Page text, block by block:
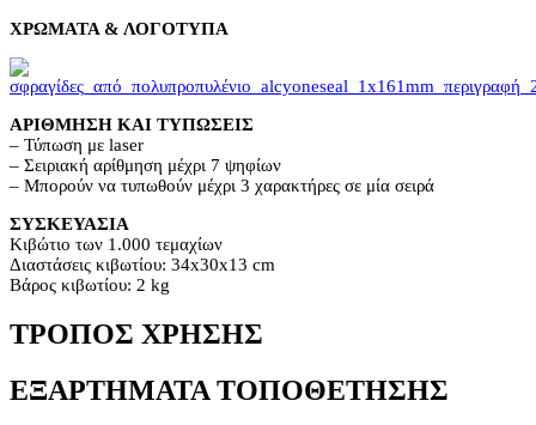
ΧΡΩΜΑΤΑ & ΛΟΓΟΤΥΠΑ
ΑΡΙΘΜΗΣΗ ΚΑΙ ΤΥΠΩΣΕΙΣ
– Τύπωση με laser
– Σειριακή αρίθμηση μέχρι 7 ψηφίων
– Μπορούν να τυπωθούν μέχρι 3 χαρακτήρες σε μία σειρά
ΣΥΣΚΕΥΑΣΙΑ
Κιβώτιο των 1.000 τεμαχίων
Διαστάσεις κιβωτίου: 34x30x13 cm
Βάρος κιβωτίου: 2 kg
ΤΡΌΠΟΣ ΧΡΉΣΗΣ
ΕΞΑΡΤΉΜΑΤΑ ΤΟΠΟΘΈΤΗΣΗΣ